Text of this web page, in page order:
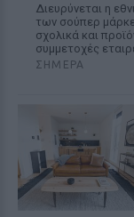
Διευρύνεται η
των σούπερ
σχολικά και
συμμετοχές
ΣΉΜΕΡΑ